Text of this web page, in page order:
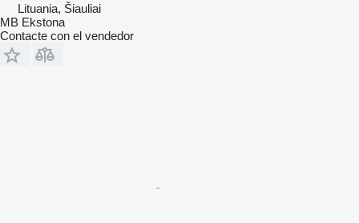
Lituania, Šiauliai
MB Ekstona
Contacte con el vendedor